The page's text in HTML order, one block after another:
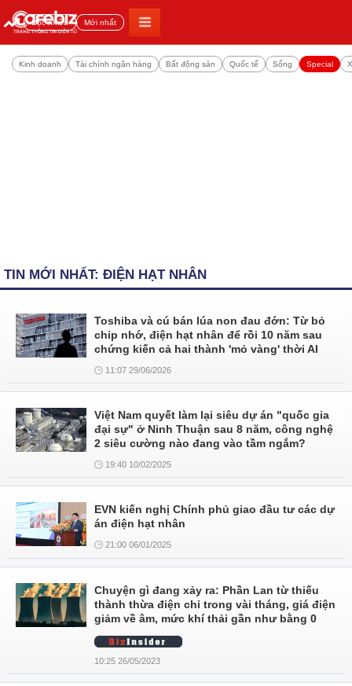
Đọc nhiều Mới nhất
Kinh doanh Tài chính ngân hàng Bất động sản Quốc tế Sống Special
TIN MỚI NHẤT: ĐIỆN HẠT NHÂN
Toshiba và cú bán lúa non đau đớn: Từ bỏ
chip nhớ, điện hạt nhân để rồi 10 năm sau
chứng kiến cả hai thành 'mỏ vàng' thời AI
11:07 29/06/2026
Việt Nam quyết làm lại siêu dự án "quốc gia
đại sự" ở Ninh Thuận sau 8 năm, công nghệ
2 siêu cường nào đang vào tầm ngắm?
19:40 10/02/2025
EVN kiến nghị Chính phủ giao đầu tư các dự
án điện hạt nhân
21:00 06/01/2025
Chuyện gì đang xảy ra: Phần Lan từ thiếu
thành thừa điện chỉ trong vài tháng, giá điện
giảm về âm, mức khí thải gần như bằng 0
10:25 26/05/2023